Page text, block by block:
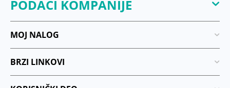
PODACI KOMPANIJE
MOJ NALOG
BRZI LINKOVI